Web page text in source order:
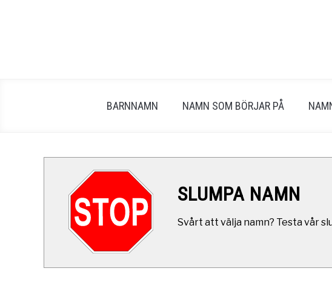
BARNNAMN NAMN SOM BÖRJAR PÅ
SLUMPA NAMN
Svårt att välja namn? Testa vår